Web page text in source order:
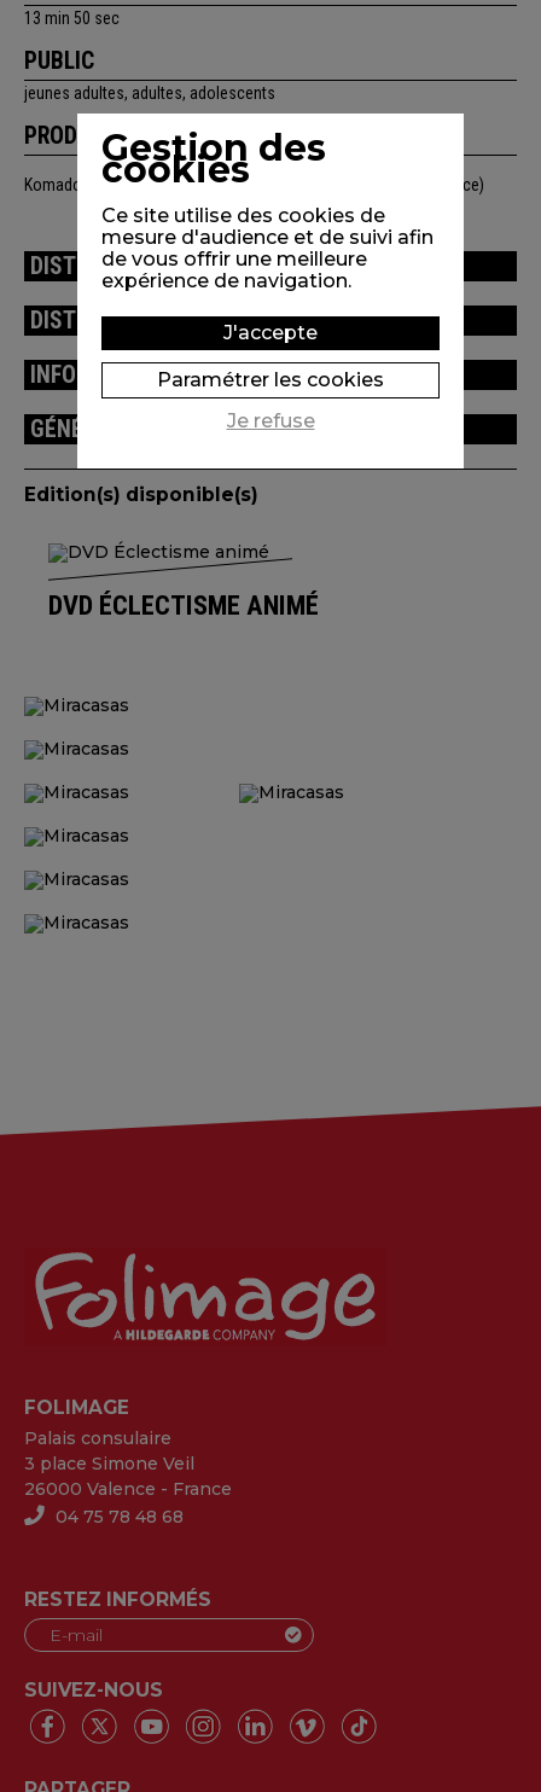
13 min 50 sec
PUBLIC
jeunes adultes, adultes, adolescents
PRODUCTION
Komadoli Studio (France), Nadasdy Film (Suisse), Folimage (France)
DISTRIBUTION
DISTINCTIONS / FESTIVALS
INFORMATIONS TECHNIQUES
GÉNÉRIQUE
Edition(s) disponible(s)
DVD ÉCLECTISME ANIMÉ
FOLIMAGE
Palais consulaire
3 place Simone Veil
26000 Valence - France
04 75 78 48 68
RESTEZ INFORMÉS
SUIVEZ-NOUS
Gestion des
cookies
Ce site utilise des cookies de
mesure d'audience et de suivi afin
de vous offrir une meilleure
expérience de navigation.
J'accepte
Paramétrer les cookies
Je refuse